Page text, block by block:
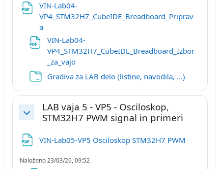
VIN-Lab04-
VP4_STM32H7_CubeIDE_Breadboard_Priprav
a
VIN-Lab04-
VP4_STM32H7_CubeIDE_Breadboard_Izbor
_za_vajo
Gradiva za LAB delo (listine, navodila, ...)Mapa
Skrči
LAB vaja 5 - VP5 - Osciloskop,
STM32H7 PWM signal in primeri
VIN-Lab05-VP5 Osciloskop STM32H7 PWM
Naloženo 23/03/26, 09:52